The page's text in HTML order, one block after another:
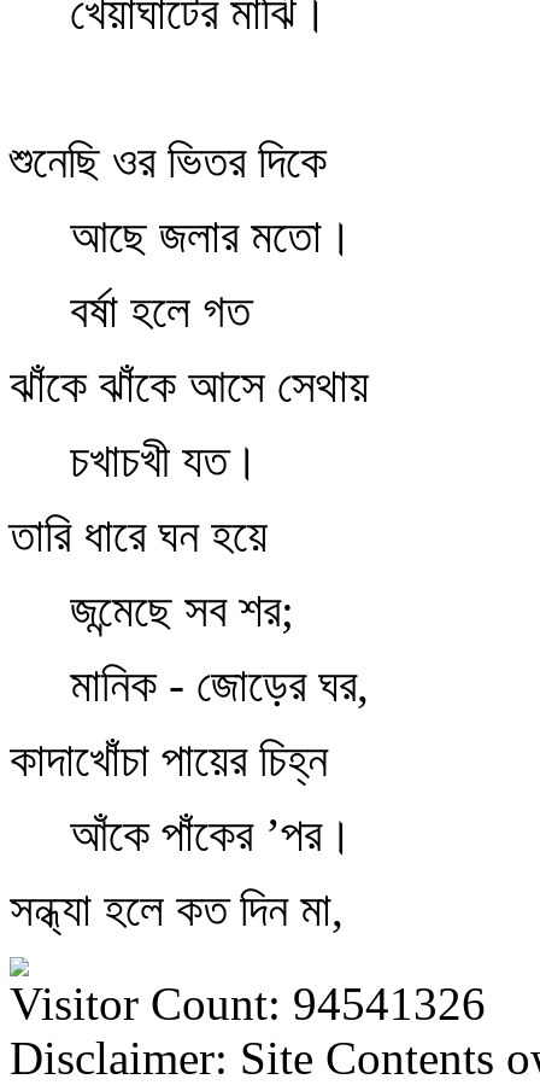
খেয়াঘাটের মাঝি।
শুনেছি ওর ভিতর দিকে
আছে জলার মতো।
বর্ষা হলে গত
ঝাঁকে ঝাঁকে আসে সেথায়
চখাচখী যত।
তারি ধারে ঘন হয়ে
জন্মেছে সব শর;
মানিক - জোড়ের ঘর,
কাদাখোঁচা পায়ের চিহ্ন
আঁকে পাঁকের ’পর।
সন্ধ্যা হলে কত দিন মা,
Visitor Count: 94541326
Disclaimer: Site Contents